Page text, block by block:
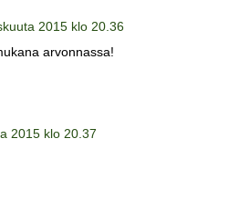
2015 klo 20.36
arvonnassa!
2015 klo 20.37